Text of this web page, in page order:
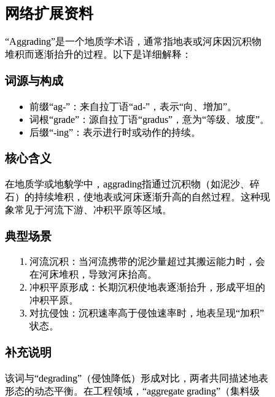
网络扩展资料
“Aggrading”是一个地质学术语，通常指地表或河床因沉积物
堆积而逐渐抬升的过程。以下是详细解释：
词源与构成
前缀“ag-”：来自拉丁语“ad-”，表示“向、增加”。
词根“grade”：源自拉丁语“gradus”，意为“等级、坡度”。
后缀“-ing”：表示进行时或动作的持续。
核心含义
在地质学或地貌学中，aggrading指通过沉积物（如泥沙、碎
石）的持续堆积，使地表或河床逐渐升高的自然过程。这种现
象常见于河流下游、冲积平原等区域。
典型场景
河流沉积：当河流携带的泥沙量超过其搬运能力时，会
在河床堆积，导致河床抬高。
冲积平原形成：长期沉积使地表逐渐抬升，形成平坦的
冲积平原。
对抗侵蚀：沉积速率高于侵蚀速率时，地表呈现“加积”
状态。
补充说明
该词与“degrading”（侵蚀降低）形成对比，两者共同描述地表
形态的动态平衡。在工程领域，“aggregate grading”（集料级